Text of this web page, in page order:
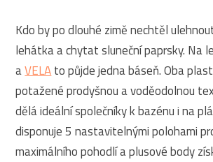
Kdo by po dlouhé zimě nechtěl
lehátka a chytat sluneční paprsky. Na
aVELAto půjde jedna báseň. Oba
potažené prodyšnou a voděodolnou
dělá ideální společníky k bazénu i na
disponuje 5 nastavitelnými polohami
maximálního pohodlí a plusové body